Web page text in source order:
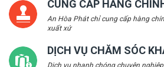
CUNG CẤP HÀNG
An Hòa Phát chỉ cung cấp hàng
xuất xứ
DỊCH VỤ CHĂM SÓC
Dịch vụ nhanh chóng chuyên